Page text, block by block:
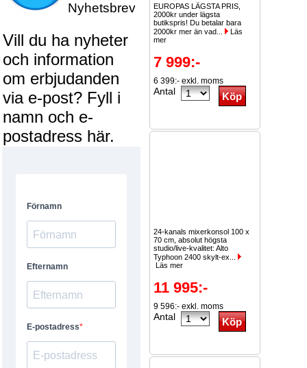
Nyhetsbrev
Vill du ha nyheter
och information
om erbjudanden
via e-post? Fyll i
namn och e-
postadress här.
EUROPAS LÄGSTA PRIS,
2000kr under lägsta
butikspris! Du betalar bara
2000kr mer än vad...
Läs
mer
7 999:-
6 399:- exkl. moms
Antal
24-kanals mixerkonsol 100 x
70 cm, absolut högsta
studio/live-kvalitet: Alto
Typhoon 2400 skylt-ex...
Läs mer
11 995:-
9 596:- exkl. moms
Antal